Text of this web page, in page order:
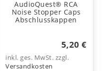
AudioQuest® RCA
Noise Stopper Caps
Abschlusskappen
5,20 €
inkl. ges. MwSt. zzgl.
Versandkosten